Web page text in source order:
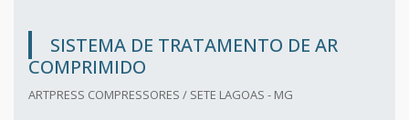
SISTEMA DE TRATAMENTO DE AR
COMPRIMIDO
ARTPRESS COMPRESSORES / SETE LAGOAS - MG